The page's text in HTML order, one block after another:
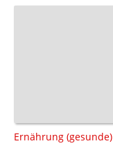
Ernährung (gesunde)